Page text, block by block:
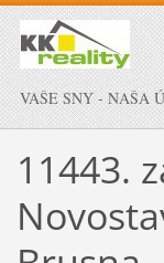
VAŠE SNY - NAŠA
11443.